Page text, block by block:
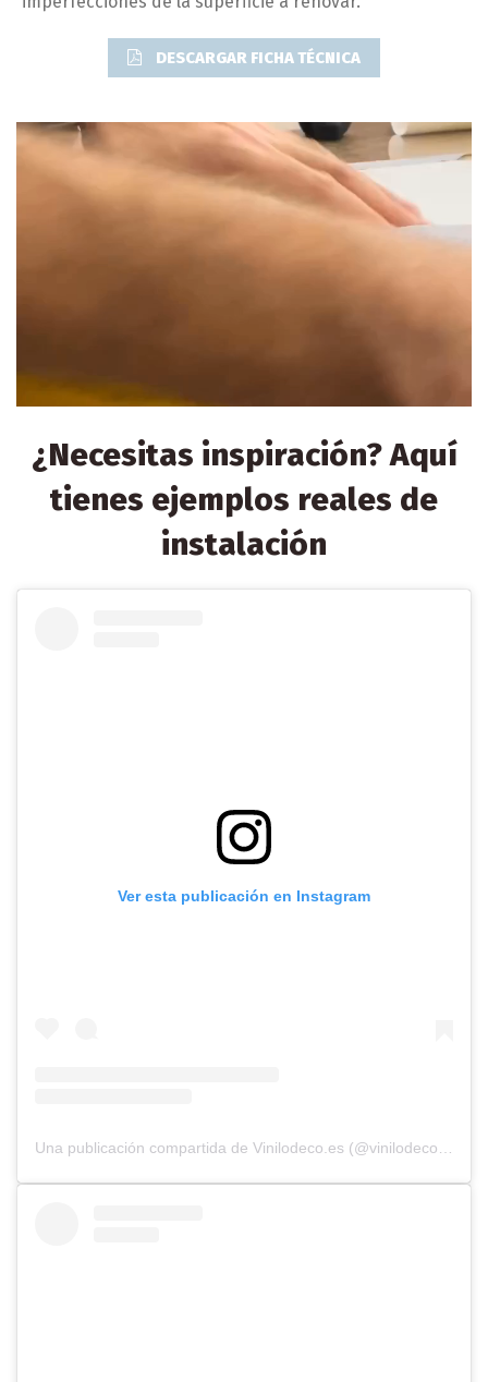
DESCARGAR FICHA TÉCNICA
¿Necesitas inspiración? Aquí
tienes ejemplos reales de
instalación
Ver esta publicación en Instagram